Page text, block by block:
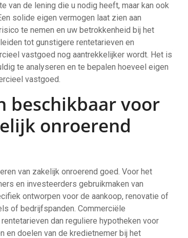
van de lening die u nodig heeft, maar kan ook
solide eigen vermogen laat zien aan
te nemen en uw betrokkenheid bij het
tot gunstigere rentetarieven en
vastgoed nog aantrekkelijker wordt. Het is
te analyseren en te bepalen hoeveel eigen
vastgoed.
beschikbaar voor
onroerend
van zakelijk onroerend goed. Voor het
en investeerders gebruikmaken van
ontworpen voor de aankoop, renovatie of
of bedrijfspanden. Commerciële
dan reguliere hypotheken voor
en doelen van de kredietnemer bij het